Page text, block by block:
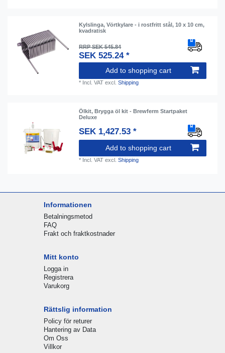
Kylslinga, Vörtkylare - i rostfritt stål, 10 x 10 cm,
kvadratisk
RRP SEK 545.84
SEK 525.24 *
Add to shopping cart
* Incl. VAT excl.Shipping
Ölkit, Brygga öl kit - Brewferm Startpaket
Deluxe
SEK 1,427.53 *
Add to shopping cart
* Incl. VAT excl.Shipping
Informationen
Betalningsmetod
FAQ
Frakt och fraktkostnader
Mitt konto
Logga in
Registrera
Varukorg
Rättslig information
Policy för returer
Hantering av Data
Om Oss
Villkor